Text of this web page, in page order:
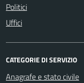
Politici
Uffici
CATEGORIE DI SERVIZIO
Anagrafe e stato civile